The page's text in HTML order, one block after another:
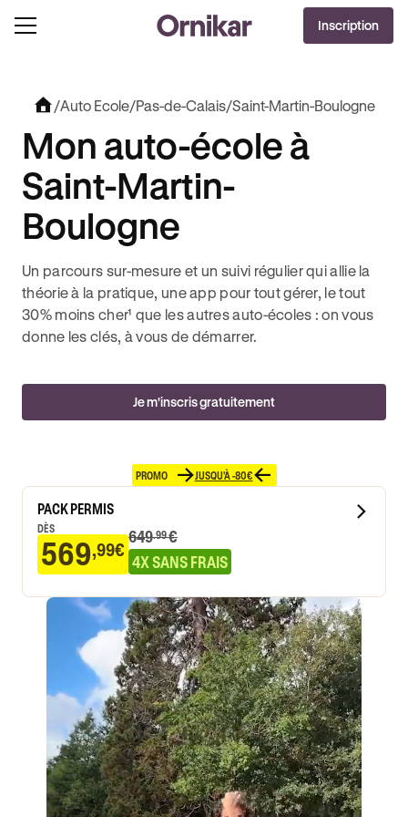
DERNIÈRES HEURES
-100€ SUR VOTRE PERMIS + 3 MOIS DEEZER PREMIUM OFFERTS* !J'EN PROFITE !
Inscription
/Auto Ecole/Pas-de-Calais/Saint-Martin-Boulogne
Mon auto-école à
Saint-Martin-
Boulogne
Un parcours sur-mesure et un suivi régulier qui allie la
théorie à la pratique, une app pour tout gérer, le tout
30% moins cher¹ que les autres auto-écoles : on vous
donne les clés, à vous de démarrer.
Je m'inscris gratuitement
PROMO JUSQU'À -80€
PACK PERMIS
DÈS
569,99€
649.99€
4X SANS FRAIS